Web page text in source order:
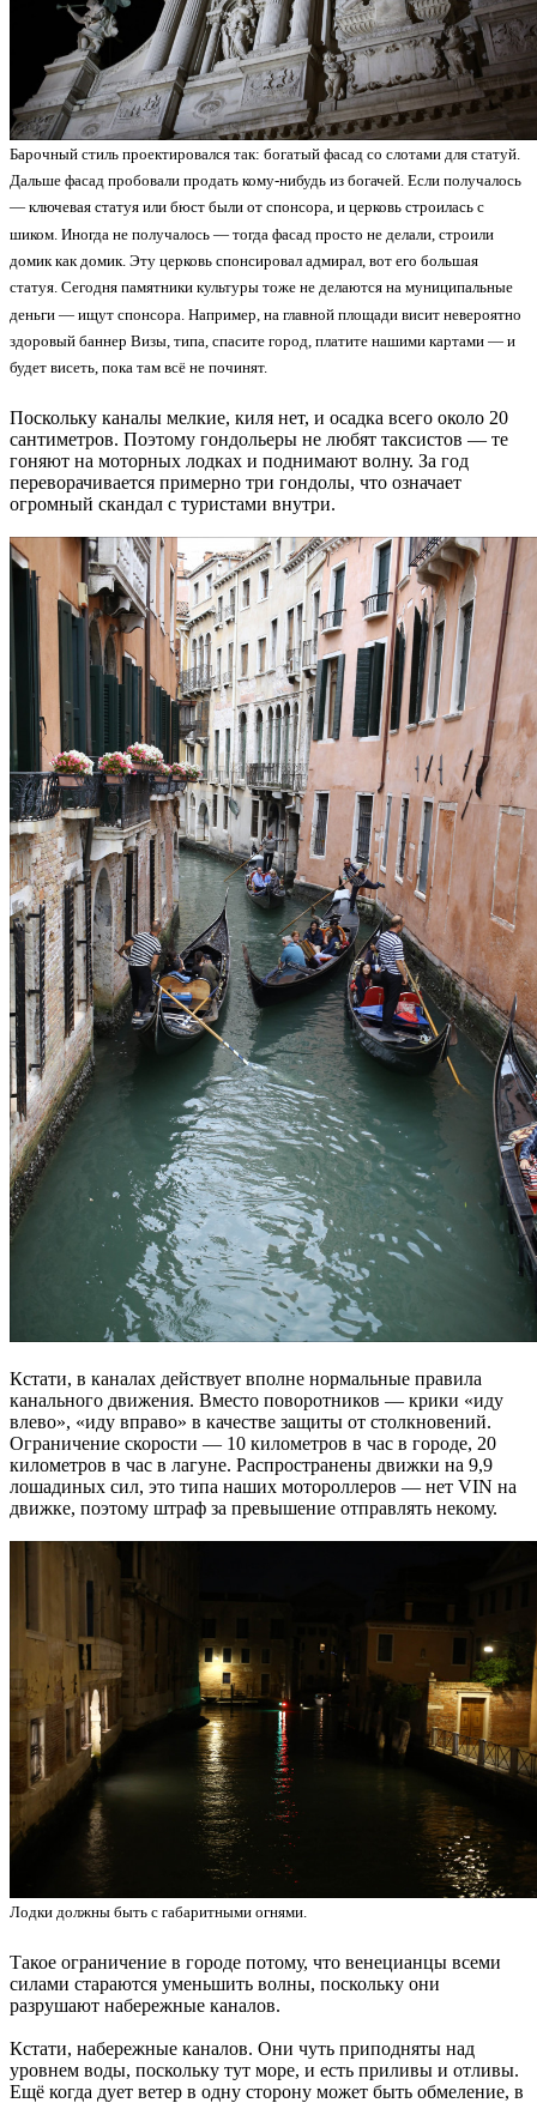
Барочный стиль проектировался так: богатый фасад со слотами для статуй.
Дальше фасад пробовали продать кому-нибудь из богачей. Если получалось
— ключевая статуя или бюст были от спонсора, и церковь строилась с
шиком. Иногда не получалось — тогда фасад просто не делали, строили
домик как домик. Эту церковь спонсировал адмирал, вот его большая
статуя. Сегодня памятники культуры тоже не делаются на муниципальные
деньги — ищут спонсора. Например, на главной площади висит невероятно
здоровый баннер Визы, типа, спасите город, платите нашими картами — и
будет висеть, пока там всё не починят.
Поскольку каналы мелкие, киля нет, и осадка всего около 20
сантиметров. Поэтому гондольеры не любят таксистов — те
гоняют на моторных лодках и поднимают волну. За год
переворачивается примерно три гондолы, что означает
огромный скандал с туристами внутри.
Кстати, в каналах действует вполне нормальные правила
канального движения. Вместо поворотников — крики «иду
влево», «иду вправо» в качестве защиты от столкновений.
Ограничение скорости — 10 километров в час в городе, 20
километров в час в лагуне. Распространены движки на 9,9
лошадиных сил, это типа наших мотороллеров — нет VIN на
движке, поэтому штраф за превышение отправлять некому.
Лодки должны быть с габаритными огнями.
Такое ограничение в городе потому, что венецианцы всеми
силами стараются уменьшить волны, поскольку они
разрушают набережные каналов.
Кстати, набережные каналов. Они чуть приподняты над
уровнем воды, поскольку тут море, и есть приливы и отливы.
Ещё когда дует ветер в одну сторону может быть обмеление, в